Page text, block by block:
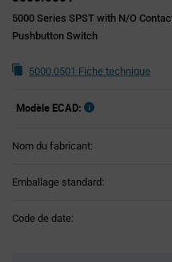
5000 Series SPST with N/O
Pushbutton Switch
5000.0501 Fiche technique
Modèle ECAD:
Nom du fabricant:
Emballage standard:
Code de date: